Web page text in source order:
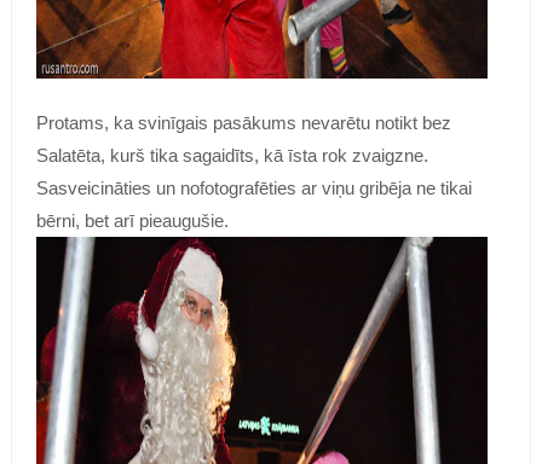
Protams, ka svinīgais pasākums nevarētu notikt bez
Salatēta, kurš tika sagaidīts, kā īsta rok zvaigzne.
Sasveicināties un nofotografēties ar viņu gribēja ne tikai
bērni, bet arī pieaugušie.